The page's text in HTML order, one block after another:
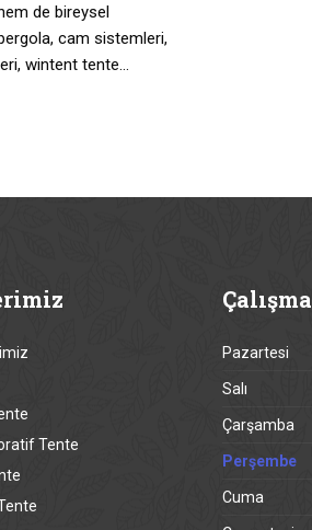
de bireysel
cam sistemleri,
wintent tente…
Tente
Çalışma
Pazartesi
Salı
Çarşamba
Perşembe
Cuma